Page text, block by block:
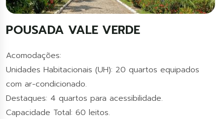
POUSADA VALE VERDE
Acomodações:
Unidades Habitacionais (UH): 20 quartos equipados
com ar-condicionado.
Destaques: 4 quartos para acessibilidade.
Capacidade Total: 60 leitos.